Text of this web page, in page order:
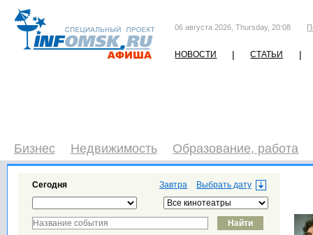
06 августа 2026, Thursday, 20:08
НОВОСТИ | СТАТЬИ |
Бизнес Недвижимость Образование, работа
Завтра
Сегодня